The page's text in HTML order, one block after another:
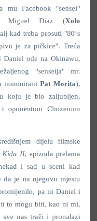
mu Facebook "sensei"
Miguel Diaz (Xolo
kad treba prosuti "80‘s
je za pičkice". Treća
Daniel ode na Okinawu,
"senseija" mr.
nominiraniPat Morita),
koju je bio zaljubljen,
Chozenom
dijelu filmske
Kida II, epizoda prelama
i sad u sceni kad
je na njegovu mjestu
pa ni Daniel i
to mogu biti, kao ni mi,
sve nas traži i pronalazi